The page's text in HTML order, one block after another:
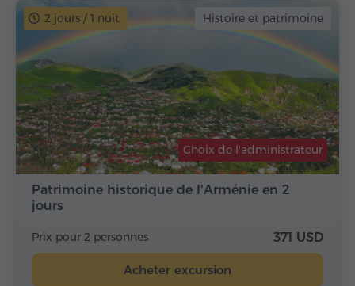
2 jours / 1 nuit Histoire et patrimoine
Patrimoine historique de l'Arménie en 2
jours
Choix de l'administrateur
Prix pour 2 personnes 371 USD
Acheter excursion